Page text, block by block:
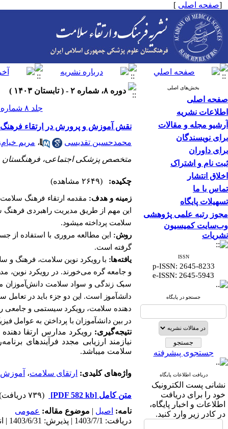
[صفحه اصلی ]
بخش‌های اصلی
صفحه اصلی
اطلاعات نشریه
آرشیو مجله و مقالات
برای نویسندگان
برای داوران
ثبت نام و اشتراک
اخلاق انتشار
تماس با ما
تسهیلات پایگاه
مجوز رتبه علمی پژوهشی
وب‌سایت کمیسیون
نشریات
ISSN
p-ISSN: 2645-8233
e-ISSN: 2645-5943
جستجو در پایگاه
جستجوی پیشرفته
دریافت اطلاعات پایگاه
نشانی پست الکترونیک
خود را برای دریافت
اطلاعات و اخبار پایگاه،
در کادر زیر وارد کنید.
دوره ۸، شماره ۲ - ( تابستان ۱۴۰۳ )
جلد ۸ شماره ۲ صفحات ۱۲۶-۱۲۱
نقش آموزش و پرورش در ارتقاء
محمدحسین تقدیسی
، مریم
متخصص پزشکی اجتماعی، فرهنگستان
چکیده: (۲۶۴۹ مشاهده)
زمینه و هدف: مقدمه ارتقاء فرهنگ
این مهم از طریق مدیریت راهبردی
سلامت پرداخته می­شود.
روش:
این مطالعه مروری با استفاده از
گرفته است.
یافته‌ها: با رویکرد نوین سلامت، فرهنگ و
و جامعه گره می‌خورند. در رویکرد نوین،
سبک زندگی و سواد سلامت دانش‌آموزان
دانش­آموز است. این دو جزء باید در تعامل
دهنده سلامت، رویکرد سیستمی و جامعی
در بین دانش­آموزان با پرداختن به عوامل
نتیجه‌گیری: رویکرد مدارس ارتقا
نیازمند ارزیابی مجدد فرآیندهای برنامه
سلامت می­باشد.
واژه‌های کلیدی: ارتقای سلامت، آموزش
متن کامل [PDF 582 kb]
(۷۳۹ دریافت)
نامه: اصيل | موضوع مقاله: عمومى
دریافت: 1403/7/1 | پذیرش: 1403/6/31 | انتشار: 1403/6/31